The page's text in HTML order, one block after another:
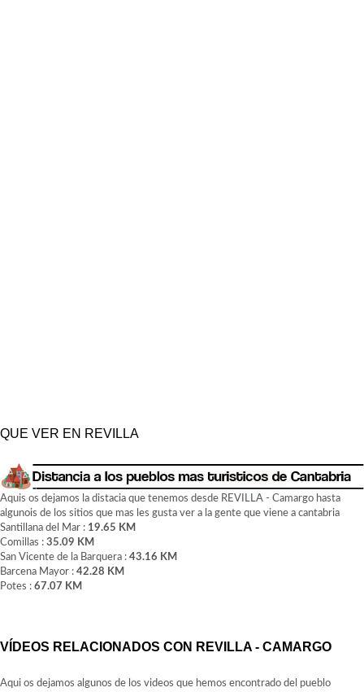
QUE VER EN REVILLA
Aquis os dejamos la distacia que tenemos desde REVILLA - Camargo hasta
algunois de los sitios que mas les gusta ver a la gente que viene a cantabria
Santillana del Mar : 19.65 KM
Comillas : 35.09 KM
San Vicente de la Barquera : 43.16 KM
Barcena Mayor : 42.28 KM
Potes : 67.07 KM
VÍDEOS RELACIONADOS CON REVILLA - CAMARGO
Aqui os dejamos algunos de los videos que hemos encontrado del pueblo